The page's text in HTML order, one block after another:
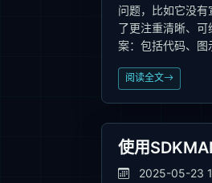
问题，比如它没
了更注重清晰、
案：包括代码、图
阅读全文
使用
2025-05-23